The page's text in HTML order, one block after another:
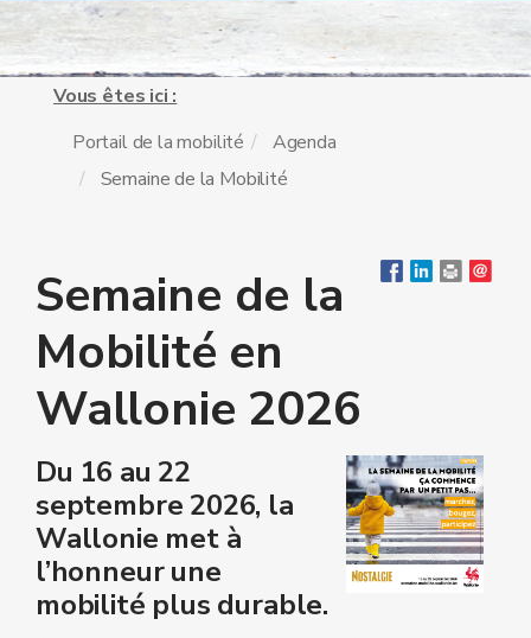
Vous êtes ici :
Portail de la mobilité
Agenda
Semaine de la Mobilité
Semaine de la
Mobilité en
Wallonie 2026
Du 16 au 22
septembre 2026, la
Wallonie met à
l’honneur une
mobilité plus durable.